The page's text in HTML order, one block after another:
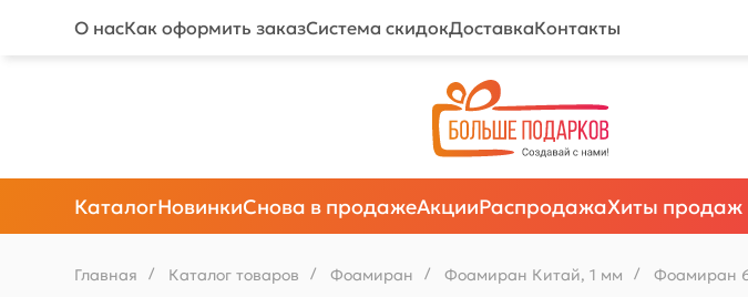
О насКак оформить заказСистема скидокДоставкаКонтакты
КаталогНовинкиСнова в продажеАкцииРаспродажаХиты продаж
Главная / Каталог товаров / Фоамиран / Фоамиран Китай, 1 мм / Фоамиран